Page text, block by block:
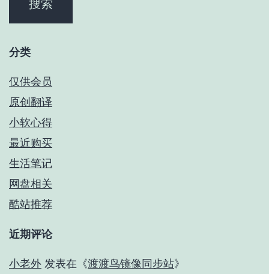
分类
仅供会员
原创翻译
小软心得
最近购买
生活笔记
网盘相关
酷站推荐
近期评论
小老外 发表在《渡渡鸟镜像同步站》